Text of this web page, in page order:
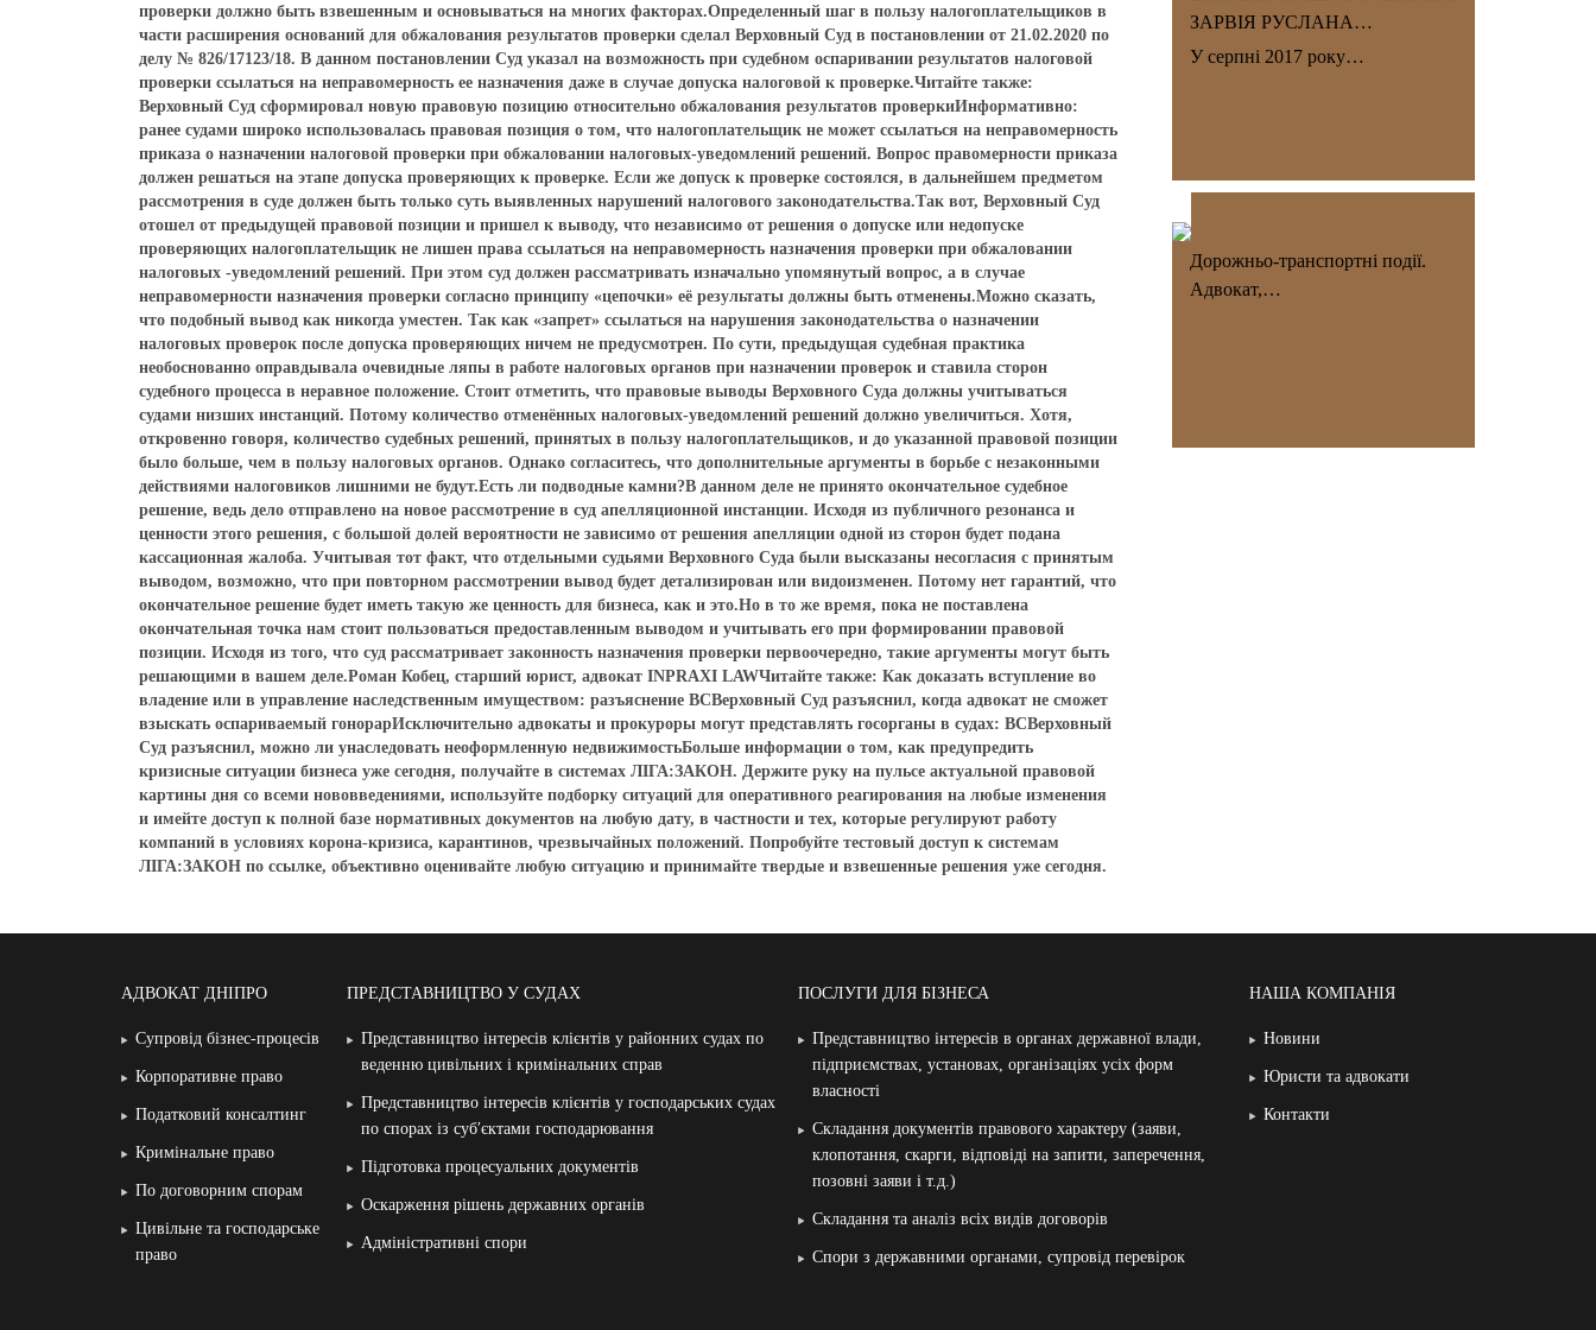
проверки должно быть взвешенным и основываться на многих факторах.Определенный шаг в пользу налогоплательщиков в
части расширения оснований для обжалования результатов проверки сделал Верховный Суд в постановлении от 21.02.2020 по
делу № 826/17123/18. В данном постановлении Суд указал на возможность при судебном оспаривании результатов налоговой
проверки ссылаться на неправомерность ее назначения даже в случае допуска налоговой к проверке.Читайте также:
Верховный Суд сформировал новую правовую позицию относительно обжалования результатов проверкиИнформативно:
ранее судами широко использовалась правовая позиция о том, что налогоплательщик не может ссылаться на неправомерность
приказа о назначении налоговой проверки при обжаловании налоговых-уведомлений решений. Вопрос правомерности приказа
должен решаться на этапе допуска проверяющих к проверке. Если же допуск к проверке состоялся, в дальнейшем предметом
рассмотрения в суде должен быть только суть выявленных нарушений налогового законодательства.Так вот, Верховный Суд
отошел от предыдущей правовой позиции и пришел к выводу, что независимо от решения о допуске или недопуске
проверяющих налогоплательщик не лишен права ссылаться на неправомерность назначения проверки при обжаловании
налоговых -уведомлений решений. При этом суд должен рассматривать изначально упомянутый вопрос, а в случае
неправомерности назначения проверки согласно принципу «цепочки» её результаты должны быть отменены.Можно сказать,
что подобный вывод как никогда уместен. Так как «запрет» ссылаться на нарушения законодательства о назначении
налоговых проверок после допуска проверяющих ничем не предусмотрен. По сути, предыдущая судебная практика
необоснованно оправдывала очевидные ляпы в работе налоговых органов при назначении проверок и ставила сторон
судебного процесса в неравное положение. Стоит отметить, что правовые выводы Верховного Суда должны учитываться
судами низших инстанций. Потому количество отменённых налоговых-уведомлений решений должно увеличиться. Хотя,
откровенно говоря, количество судебных решений, принятых в пользу налогоплательщиков, и до указанной правовой позиции
было больше, чем в пользу налоговых органов. Однако согласитесь, что дополнительные аргументы в борьбе с незаконными
действиями налоговиков лишними не будут.Есть ли подводные камни?В данном деле не принято окончательное судебное
решение, ведь дело отправлено на новое рассмотрение в суд апелляционной инстанции. Исходя из публичного резонанса и
ценности этого решения, с большой долей вероятности не зависимо от решения апелляции одной из сторон будет подана
кассационная жалоба. Учитывая тот факт, что отдельными судьями Верховного Суда были высказаны несогласия с принятым
выводом, возможно, что при повторном рассмотрении вывод будет детализирован или видоизменен. Потому нет гарантий, что
окончательное решение будет иметь такую же ценность для бизнеса, как и это.Но в то же время, пока не поставлена
окончательная точка нам стоит пользоваться предоставленным выводом и учитывать его при формировании правовой
позиции. Исходя из того, что суд рассматривает законность назначения проверки первоочередно, такие аргументы могут быть
решающими в вашем деле.Роман Кобец, старший юрист, адвокат INPRAXI LAWЧитайте также: Как доказать вступление во
владение или в управление наследственным имуществом: разъяснение ВСВерховный Суд разъяснил, когда адвокат не сможет
взыскать оспариваемый гонорарИсключительно адвокаты и прокуроры могут представлять госорганы в судах: ВСВерховный
Суд разъяснил, можно ли унаследовать неоформленную недвижимостьБольше информации о том, как предупредить
кризисные ситуации бизнеса уже сегодня, получайте в системах ЛІГА:ЗАКОН. Держите руку на пульсе актуальной правовой
картины дня со всеми нововведениями, используйте подборку ситуаций для оперативного реагирования на любые изменения
и имейте доступ к полной базе нормативных документов на любую дату, в частности и тех, которые регулируют работу
компаний в условиях корона-кризиса, карантинов, чрезвычайных положений. Попробуйте тестовый доступ к системам
ЛІГА:ЗАКОН по ссылке, объективно оценивайте любую ситуацию и принимайте твердые и взвешенные решения уже сегодня.
ЗАРВІЯ РУСЛАНА…
У серпні 2017 року…
Дорожньо-транспортні події.
Адвокат,…
АДВОКАТ ДНІПРО
Супровід бізнес-процесів
Корпоративне право
Податковий консалтинг
Кримінальне право
По договорним спорам
Цивільне та господарське
право
ПРЕДСТАВНИЦТВО У СУДАХ
Представництво інтересів клієнтів у районних судах по
веденню цивільних і кримінальних справ
Представництво інтересів клієнтів у господарських судах
по спорах із суб′єктами господарювання
Підготовка процесуальних документів
Оскарження рішень державних органів
Адміністративні спори
ПОСЛУГИ ДЛЯ БІЗНЕСА
Представництво інтересів в органах державної влади,
підприємствах, установах, організаціях усіх форм
власності
Складання документів правового характеру (заяви,
клопотання, скарги, відповіді на запити, заперечення,
позовні заяви і т.д.)
Складання та аналіз всіх видів договорів
Спори з державними органами, супровід перевірок
НАША КОМПАНІЯ
Новини
Юристи та адвокати
Контакти